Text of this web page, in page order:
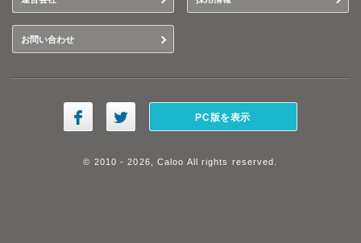
お問い合わせ
PC版を表示
© 2010 - 2026, Caloo All rights reserved.